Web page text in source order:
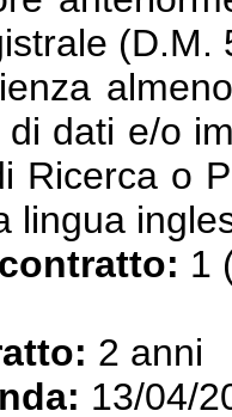
(D.M.
di dati e/o
Ricerca o
lingua
1
2 anni
13/04/